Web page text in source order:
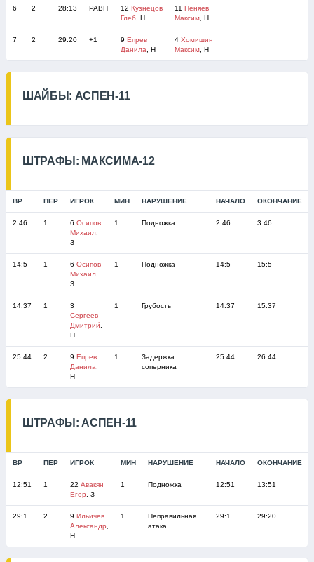
6 2 28:13 РАВН 12 Кузнецов
Глеб, Н
11 Пеняев
Максим, Н
7 2 29:20 +1 9 Епрев
Данила , Н
4 Хомишин
Максим, Н
ШАЙБЫ: АСПЕН-11
ШТРАФЫ: МАКСИМА-12
ВР ПЕР ИГРОК МИН НАРУШЕНИЕ НАЧАЛО ОКОНЧАНИЕ
2:46 1 6 Осипов
Михаил,
З
1 Подножка 2:46 3:46
14:5 1 6 Осипов
Михаил,
З
1 Подножка 14:5 15:5
14:37 1
3
Сергеев
Дмитрий
Н
1 Грубость 14:37 15:37
25:44 2 9 Епрев
Данила
Н
1
Задержка
соперника
25:44 26:44
ШТРАФЫ: АСПЕН-11
ВР ПЕР ИГРОК МИН НАРУШЕНИЕ НАЧАЛО ОКОНЧАНИЕ
12:51 1 22 Авакян
Егор , З
1 Подножка 12:51 13:51
29:1 2 9 Ильичев
Александр
Н
1
Неправильная
атака
29:1 29:20